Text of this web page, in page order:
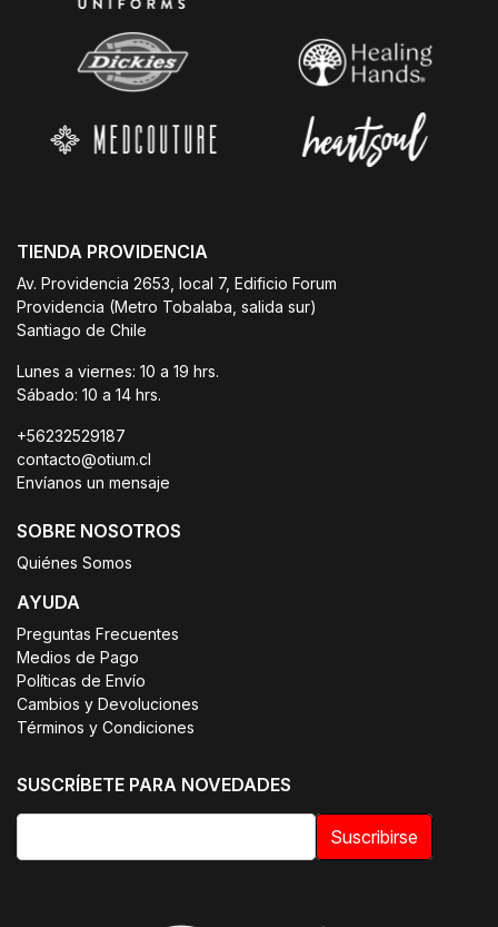
TIENDA PROVIDENCIA
Av. Providencia 2653, local 7, Edificio Forum
Providencia (Metro Tobalaba, salida sur)
Santiago de Chile
Lunes a viernes: 10 a 19 hrs.
Sábado: 10 a 14 hrs.
+56232529187
contacto@otium.cl
Envíanos un mensaje
SOBRE NOSOTROS
Quiénes Somos
AYUDA
Preguntas Frecuentes
Medios de Pago
Políticas de Envío
Cambios y Devoluciones
Términos y Condiciones
SUSCRÍBETE PARA NOVEDADES
Suscribirse